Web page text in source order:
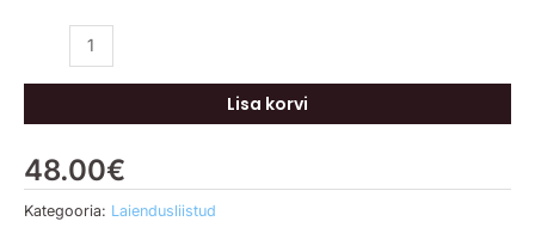
48.00€
Lisa korvi
Kategooria: Laiendusliistud